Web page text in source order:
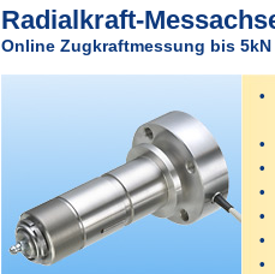
Radialkraft-
Online Zugkraftmessung bis
•
•
•
•
•
•
•